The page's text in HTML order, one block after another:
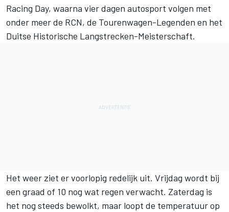
Racing Day, waarna vier dagen autosport volgen met
onder meer de RCN, de Tourenwagen-Legenden en het
Duitse Historische Langstrecken-Meisterschaft.
Het weer ziet er voorlopig redelijk uit. Vrijdag wordt bij
een graad of 10 nog wat regen verwacht. Zaterdag is
het nog steeds bewolkt, maar loopt de temperatuur op